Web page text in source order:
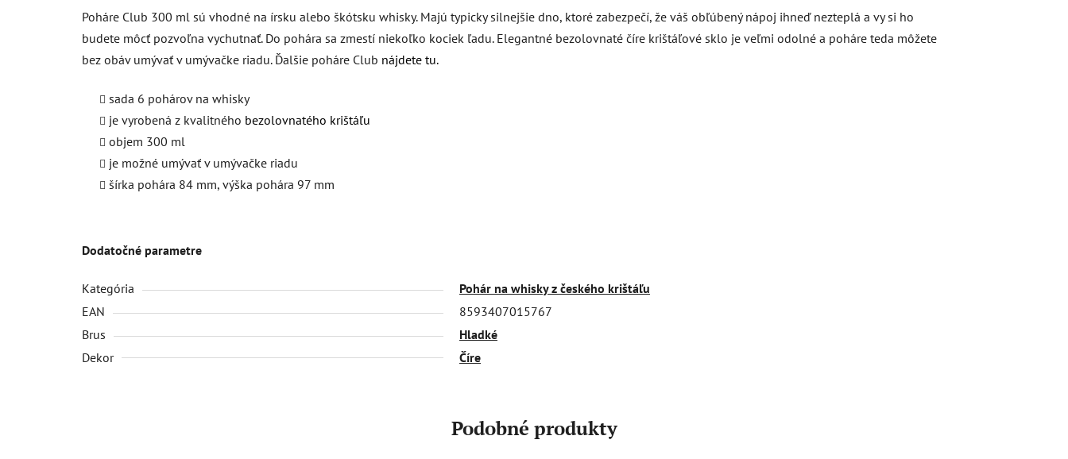
Poháre Club 300 ml sú vhodné na írsku alebo škótsku whisky. Majú typicky silnejšie dno, ktoré zabezpečí, že váš obľúbený nápoj ihneď nezteplá a vy si ho
budete môcť pozvoľna vychutnať. Do pohára sa zmestí niekoľko kociek ľadu. Elegantné bezolovnaté číre krištáľové sklo je veľmi odolné a poháre teda môžete
bez obáv umývať v umývačke riadu. Ďalšie poháre Club nájdete tu.
sada 6 pohárov na whisky
je vyrobená z kvalitného bezolovnatého krištáľu
objem 300 ml
je možné umývať v umývačke riadu
šírka pohára 84 mm, výška pohára 97 mm
Dodatočné parametre
Kategória
Pohár na whisky z českého krištáľu
EAN
8593407015767
Brus
Hladké
Dekor
Číre
Podobné produkty